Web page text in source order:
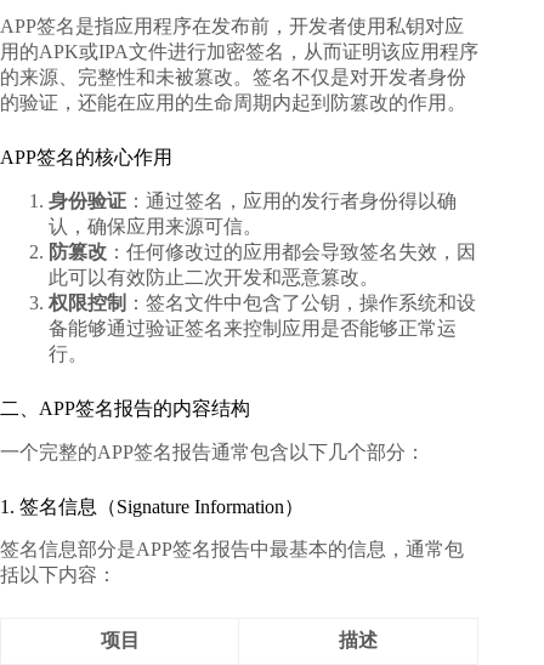
APP签名是指应用程序在发布前，开发者使用私钥对应
用的APK或IPA文件进行加密签名，从而证明该应用程序
的来源、完整性和未被篡改。签名不仅是对开发者身份
的验证，还能在应用的生命周期内起到防篡改的作用。
APP签名的核心作用
身份验证 ：通过签名，应用的发行者身份得以确
认，确保应用来源可信。
防篡改 ：任何修改过的应用都会导致签名失效，因
此可以有效防止二次开发和恶意篡改。
权限控制 ：签名文件中包含了公钥，操作系统和设
备能够通过验证签名来控制应用是否能够正常运
行。
二、APP签名报告的内容结构
一个完整的APP签名报告通常包含以下几个部分：
1. 签名信息（Signature Information）
签名信息部分是APP签名报告中最基本的信息，通常包
括以下内容：
项目 描述